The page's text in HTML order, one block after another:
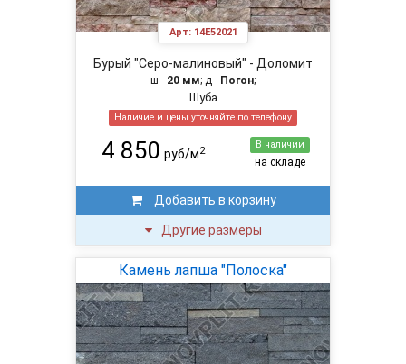
Арт: 14E52021
Бурый "Серо-малиновый" - Доломит
ш - 20 мм; д - Погон;
Шуба
Наличие и цены уточняйте по телефону
4 850 руб/м2
В наличии
на складе
Добавить в корзину
Другие размеры
Камень лапша "Полоска"